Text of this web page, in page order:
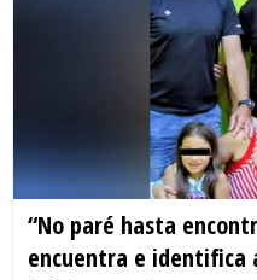
“No paré hasta
encuentra e identifica